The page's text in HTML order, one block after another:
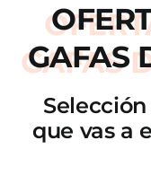
GAFAS
que vas a